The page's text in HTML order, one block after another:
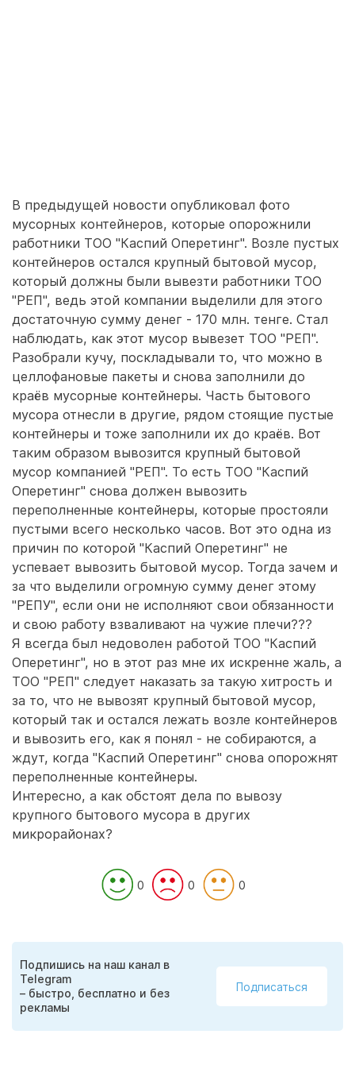
В предыдущей новости опубликовал фото
мусорных контейнеров, которые опорожнили
работники ТОО "Каспий Оперетинг". Возле пустых
контейнеров остался крупный бытовой мусор,
который должны были вывезти работники ТОО
"РЕП", ведь этой компании выделили для этого
достаточную сумму денег - 170 млн. тенге. Стал
наблюдать, как этот мусор вывезет ТОО "РЕП".
Разобрали кучу, поскладывали то, что можно в
целлофановые пакеты и снова заполнили до
краёв мусорные контейнеры. Часть бытового
мусора отнесли в другие, рядом стоящие пустые
контейнеры и тоже заполнили их до краёв. Вот
таким образом вывозится крупный бытовой
мусор компанией "РЕП". То есть ТОО "Каспий
Оперетинг" снова должен вывозить
переполненные контейнеры, которые простояли
пустыми всего несколько часов. Вот это одна из
причин по которой "Каспий Оперетинг" не
успевает вывозить бытовой мусор. Тогда зачем и
за что выделили огромную сумму денег этому
"РЕПУ", если они не исполняют свои обязанности
и свою работу взваливают на чужие плечи???
Я всегда был недоволен работой ТОО "Каспий
Оперетинг", но в этот раз мне их искренне жаль, а
ТОО "РЕП" следует наказать за такую хитрость и
за то, что не вывозят крупный бытовой мусор,
который так и остался лежать возле контейнеров
и вывозить его, как я понял - не собираются, а
ждут, когда "Каспий Оперетинг" снова опорожнят
переполненные контейнеры.
Интересно, а как обстоят дела по вывозу
крупного бытового мусора в других
микрорайонах?
0 0 0
Подпишись на наш канал в
Telegram
– быстро, бесплатно и без
рекламы
Подписаться